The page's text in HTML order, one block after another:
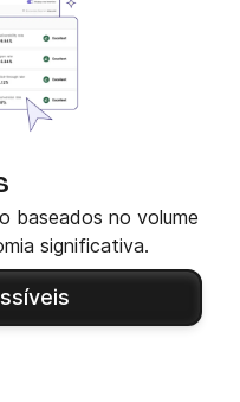
baseados no volume
significativa.